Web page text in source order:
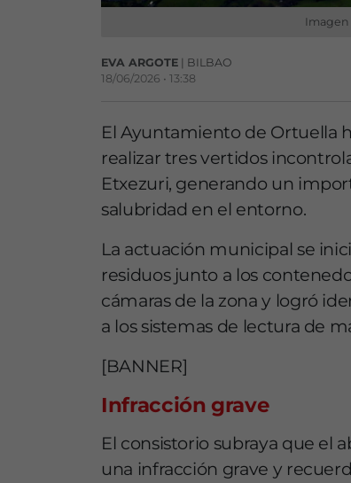
Imagen
EVA ARGOTE | BILBAO
18/06/2026 • 13:38
El Ayuntamiento de Ortuella
realizar tres vertidos
Etxezuri, generando un
salubridad en el entorno.
La actuación municipal se
residuos junto a los
cámaras de la zona y logró
a los sistemas de lectura de
[BANNER]
Infracción grave
El consistorio subraya que el
una infracción grave y